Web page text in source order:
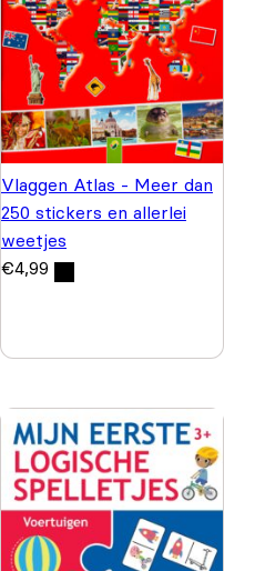
Vlaggen Atlas - Meer dan
250 stickers en allerlei
weetjes
€4,99